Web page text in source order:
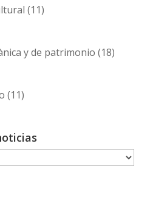
(11)
y de patrimonio (18)
(11)